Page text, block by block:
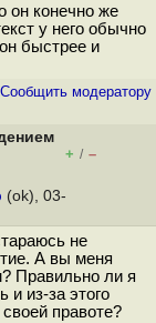
он конечно же
у него обычно
быстрее и
Cообщить модератору
+ / –
(ok), 03-
не
А вы меня
Правильно ли я
и из-за этого
правоте?